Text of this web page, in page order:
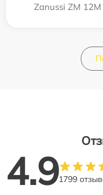
Zanussi ZM 12M
4.91799